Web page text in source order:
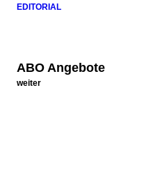
EDITORIAL
ABO Angebote
weiter